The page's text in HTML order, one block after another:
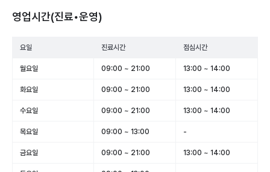
영업시간(진료•운영)
요일 진료시간 점심시간
월요일 09:00 ~ 21:00 13:00 ~ 14:00
화요일 09:00 ~ 21:00 13:00 ~ 14:00
수요일 09:00 ~ 21:00 13:00 ~ 14:00
목요일 09:00 ~ 13:00 -
금요일 09:00 ~ 21:00 13:00 ~ 14:00